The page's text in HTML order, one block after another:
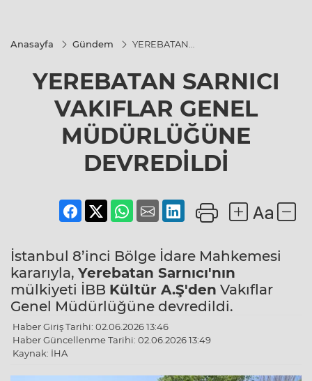
Anasayfa Gündem
YEREBATAN
GENEL
MÜDÜRLÜĞÜNE
DEVREDİLDİ
YEREBATAN SARNICI
VAKIFLAR GENEL
MÜDÜRLÜĞÜNE
DEVREDİLDİ
İstanbul 8’inci Bölge İdare Mahkemesi
kararıyla, Yerebatan Sarnıcı'nın
mülkiyeti İBB Kültür A.Ş'den Vakıflar
Genel Müdürlüğüne devredildi.
Haber Giriş Tarihi: 02.06.2026 13:46
Haber Güncellenme Tarihi: 02.06.2026 13:49
Kaynak: İHA